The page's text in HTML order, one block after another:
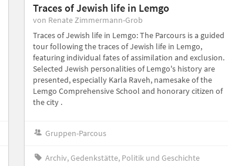
Traces of Jewish life in Lemgo
von Renate Zimmermann-Grob
Traces of Jewish life in Lemgo: The Parcours is a guided
tour following the traces of Jewish life in Lemgo,
featuring individual fates of assimilation and exclusion.
Selected Jewish personalities of Lemgo's history are
presented, especially Karla Raveh, namesake of the
Lemgo Comprehensive School and honorary citizen of
the city .
Gruppen-Parcous
Archiv, Gedenkstätte, Politik und Geschichte